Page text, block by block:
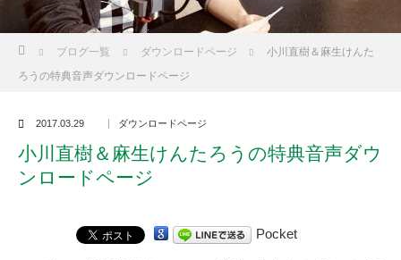
ブログ一覧 ダウンロードページ
小川直樹＆麻生けんた
ろうの特典音声ダウンロードページ
2017.03.29 ダウンロードページ
小川直樹＆麻生けんたろうの特典音声ダウ
ンロードページ
Pocket